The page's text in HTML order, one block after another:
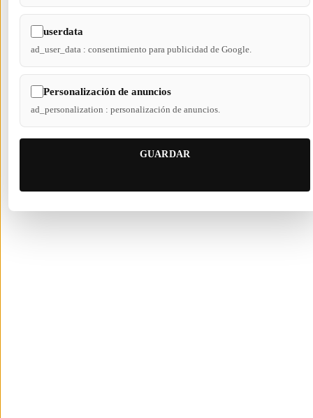
userdata
ad_user_data : consentimiento para publicidad de Google.
Personalización de anuncios
ad_personalization : personalización de anuncios.
GUARDAR